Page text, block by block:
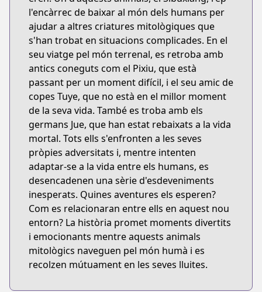
l'encàrrec de baixar al món dels humans per
ajudar a altres criatures mitològiques que
s'han trobat en situacions complicades. En el
seu viatge pel món terrenal, es retroba amb
antics coneguts com el Pixiu, que està
passant per un moment difícil, i el seu amic de
copes Tuye, que no està en el millor moment
de la seva vida. També es troba amb els
germans Jue, que han estat rebaixats a la vida
mortal. Tots ells s'enfronten a les seves
pròpies adversitats i, mentre intenten
adaptar-se a la vida entre els humans, es
desencadenen una sèrie d'esdeveniments
inesperats. Quines aventures els esperen?
Com es relacionaran entre ells en aquest nou
entorn? La història promet moments divertits
i emocionants mentre aquests animals
mitològics naveguen pel món humà i es
recolzen mútuament en les seves lluites.